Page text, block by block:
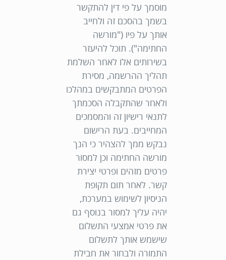
מוסמך על פי דין להתקשר
בשמך בהסכם זה ולחייב
אותך על פיו ("מורשה
החתימה"). תוכל להיעזר
בשירותים אלו לאחר השלמת
תהליך ההרשמה, מסירת
הפרטים המתבקשים במהלכו
ולאחר שהתקבלה הסכמתך
לתנאי רישיון זה והמסמכים
המחייבים. בעת הרישום
נבקש ממך להצהיר כי הנך
מורשה החתימה וכן למסור
פרטים מזהים ופרטי יצירת
קשר. לאחר תום תקופת
הניסיון לשימוש במערכת,
יהיה עליך למסור בנוסף גם
את פרטי אמצעי התשלום
שישמש אותך לתשלום
התמורה ולבחור את חבילת